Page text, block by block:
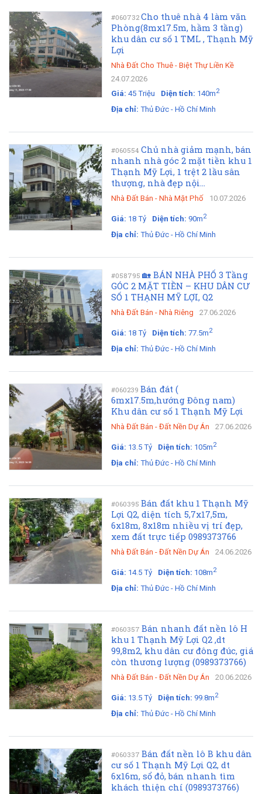
#060732 Cho thuê nhà 4 làm văn
Phòng(8mx17.5m, hầm 3 tầng)
khu dân cư số 1 TML , Thạnh Mỹ
Lợi
Nhà Đất Cho Thuê - Biệt Thự Liền Kề
24.07.2026
Giá: 45 Triệu Diện tích: 140m2
Địa chỉ: Thủ Đức - Hồ Chí Minh
#060554 Chủ nhà giảm mạnh, bán
nhanh nhà góc 2 mặt tiền khu 1
Thạnh Mỹ Lợi, 1 trệt 2 lầu sân
thượng, nhà đẹp nội...
Nhà Đất Bán - Nhà Mặt Phố 10.07.2026
Giá: 18 Tỷ Diện tích: 90m2
Địa chỉ: Thủ Đức - Hồ Chí Minh
#058795 🏡 BÁN NHÀ PHỐ 3 Tầng
GÓC 2 MẶT TIỀN – KHU DÂN CƯ
SỐ 1 THẠNH MỸ LỢI, Q2
Nhà Đất Bán - Nhà Riêng 27.06.2026
Giá: 18 Tỷ Diện tích: 77.5m2
Địa chỉ: Thủ Đức - Hồ Chí Minh
#060239 Bán đát (
6mx17.5m,hướng Đông nam)
Khu dân cư số 1 Thạnh Mỹ Lợi
Nhà Đất Bán - Đất Nền Dự Án 27.06.2026
Giá: 13.5 Tỷ Diện tích: 105m2
Địa chỉ: Thủ Đức - Hồ Chí Minh
#060395 Bán đất khu 1 Thạnh Mỹ
Lợi Q2, diện tích 5,7x17,5m,
6x18m, 8x18m nhiều vị trí đẹp,
xem đất trực tiếp 0989373766
Nhà Đất Bán - Đất Nền Dự Án 24.06.2026
Giá: 14.5 Tỷ Diện tích: 108m2
Địa chỉ: Thủ Đức - Hồ Chí Minh
#060357 Bán nhanh đất nền lô H
khu 1 Thạnh Mỹ Lợi Q2 ,dt
99,8m2, khu dân cư đông đúc, giá
còn thương lượng (0989373766)
Nhà Đất Bán - Đất Nền Dự Án 20.06.2026
Giá: 13.5 Tỷ Diện tích: 99.8m2
Địa chỉ: Thủ Đức - Hồ Chí Minh
#060337 Bán đất nền lô B khu dân
cư số 1 Thạnh Mỹ Lợi Q2, dt
6x16m, sổ đỏ, bán nhanh tìm
khách thiện chí (0989373766)